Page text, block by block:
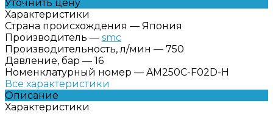
Уточнить цену
Характеристики
Страна происхождения — Япония
Производитель — smc
Производительность, л/мин — 750
Давление, бар — 16
Номенклатурный номер — AM250C-F02D-H
Все характеристики
Описание
Характеристики